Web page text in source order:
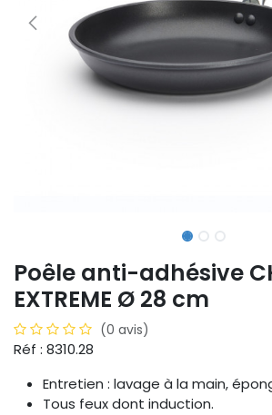
Poêle anti-adhésive
EXTREME Ø 28 cm
(0 avis)
Réf : 8310.28
Entretien : lavage à la main,
Tous feux dont induction.